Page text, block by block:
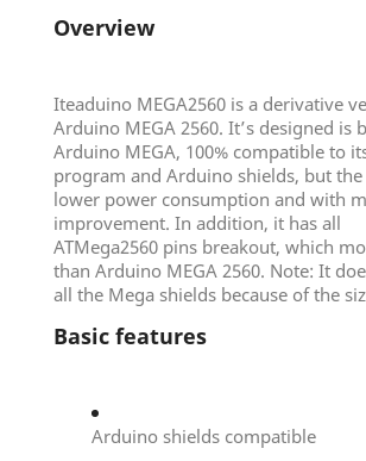
Overview
Iteaduino MEGA2560 is a derivative
Arduino MEGA 2560. It’s designed is
Arduino MEGA, 100% compatible to
program and Arduino shields, but the
lower power consumption and with
improvement. In addition, it has all
ATMega2560 pins breakout, which
than Arduino MEGA 2560. Note: It
all the Mega shields because of the
Basic features
Arduino shields compatible